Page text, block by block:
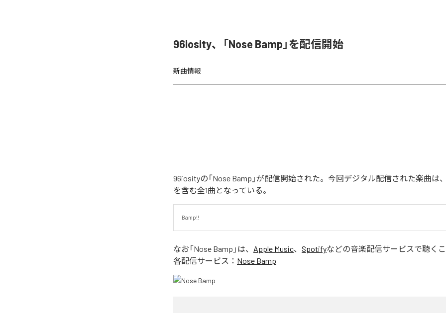
96iosity、「Nose Bamp」を配信開始
新曲情報
96iosityの「Nose Bamp」が配信開始された。今回デジタル配信された楽曲は、
を含む全1曲となっている。
Bamp!!
なお「Nose Bamp 」は、 Apple Music、 Spotifyなどの音楽配信サービスで聴くこ
各配信サービス： Nose Bamp